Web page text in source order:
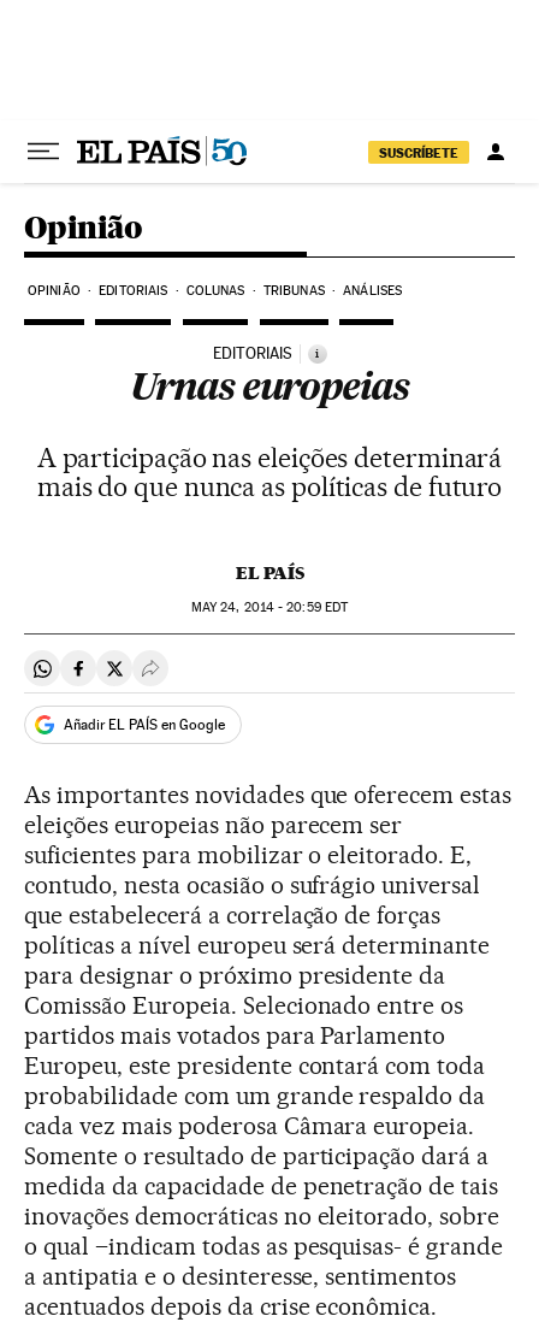
SUSCRÍBETE
Opinião
OPINIÃO EDITORIAIS COLUNAS TRIBUNAS ANÁLISES
EDITORIAIS i
Urnas europeias
A participação nas eleições determinará
mais do que nunca as políticas de futuro
EL PAÍS
MAY24, 2014 - 20:59EDT
Compartir en Whatsapp
Compartir en Facebook
Compartir en Twitter
Desplegar Redes Sociales
Añadir EL PAÍS en Google
As importantes novidades que oferecem estas
eleições europeias não parecem ser
suficientes para mobilizar o eleitorado. E,
contudo, nesta ocasião o sufrágio universal
que estabelecerá a correlação de forças
políticas a nível europeu será determinante
para designar o próximo presidente da
Comissão Europeia. Selecionado entre os
partidos mais votados para Parlamento
Europeu, este presidente contará com toda
probabilidade com um grande respaldo da
cada vez mais poderosa Câmara europeia.
Somente o resultado de participação dará a
medida da capacidade de penetração de tais
inovações democráticas no eleitorado, sobre
o qual –indicam todas as pesquisas- é grande
a antipatia e o desinteresse, sentimentos
acentuados depois da crise econômica.